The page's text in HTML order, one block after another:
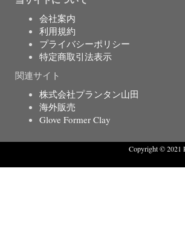
会社案内
利用規約
プライバシーポリシー
特定商取引法表示
関連サイト
株式会社プランタン山田
海外販売
Glove Former Clay
Copyright © 2021